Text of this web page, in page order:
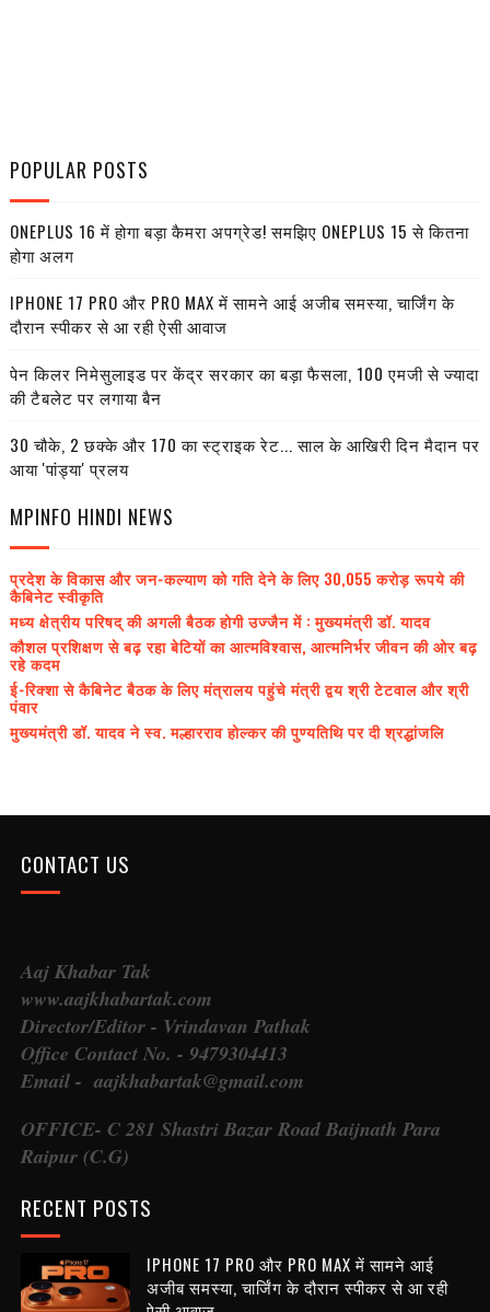
POPULAR POSTS
ONEPLUS 16 में होगा बड़ा कैमरा अपग्रेड! समझिए ONEPLUS 15 से कितना
होगा अलग
IPHONE 17 PRO और PRO MAX में सामने आई अजीब समस्या, चार्जिंग के
दौरान स्पीकर से आ रही ऐसी आवाज
पेन किलर निमेसुलाइड पर केंद्र सरकार का बड़ा फैसला, 100 एमजी से ज्यादा
की टैबलेट पर लगाया बैन
30 चौके, 2 छक्के और 170 का स्ट्राइक रेट... साल के आखिरी दिन मैदान पर
आया 'पांड्या' प्रलय
MPINFO HINDI NEWS
प्रदेश के विकास और जन-कल्याण को गति देने के लिए 30,055 करोड़ रूपये की
कैबिनेट स्वीकृति
मध्य क्षेत्रीय परिषद् की अगली बैठक होगी उज्जैन में : मुख्यमंत्री डॉ. यादव
कौशल प्रशिक्षण से बढ़ रहा बेटियों का आत्मविश्वास, आत्मनिर्भर जीवन की ओर बढ़
रहे कदम
ई-रिक्शा से कैबिनेट बैठक के लिए मंत्रालय पहुंचे मंत्री द्वय श्री टेटवाल और श्री
पंवार
मुख्यमंत्री डॉ. यादव ने स्व. मल्हारराव होल्कर की पुण्यतिथि पर दी श्रद्धांजलि
CONTACT US
Aaj Khabar Tak
www.aajkhabartak.com
Director/Editor - Vrindavan Pathak
Office Contact No. - 9479304413
Email - aajkhabartak@gmail.com
OFFICE- C 281 Shastri Bazar Road Baijnath Para
Raipur (C.G)
RECENT POSTS
IPHONE 17 PRO और PRO MAX में सामने आई
अजीब समस्या, चार्जिंग के दौरान स्पीकर से आ रही